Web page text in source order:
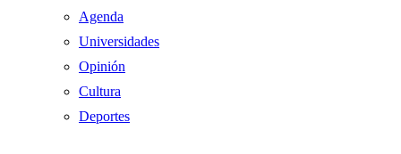
Agenda
Universidades
Opinión
Cultura
Deportes